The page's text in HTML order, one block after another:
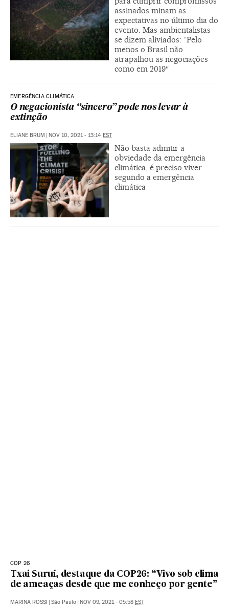
assinados minam as
expectativas no último dia do
evento. Mas ambientalistas
se dizem aliviados: “Pelo
menos o Brasil não
atrapalhou as negociações
como em 2019″
EMERGÊNCIA CLIMÁTICA
O negacionista “sincero” pode nos levar à
extinção
ELIANE BRUM | NOV 10, 2021 - 13:14 EST
Não basta admitir a
obviedade da emergência
climática, é preciso viver
segundo a emergência
climática
COP 26
Txai Suruí, destaque da COP26: “Vivo sob clima
de ameaças desde que me conheço por gente”
MARINA ROSSI | São Paulo | NOV 09, 2021 - 05:58 EST